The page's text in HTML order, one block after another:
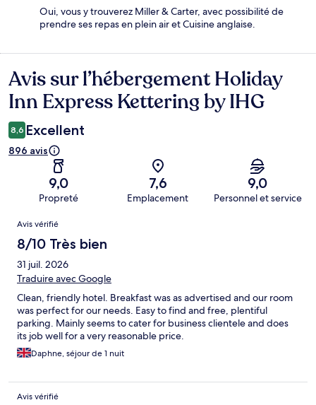
Oui, vous y trouverez Miller & Carter, avec possibilité de
prendre ses repas en plein air et Cuisine anglaise.
Avis
Avis sur l’hébergement Holiday
Inn Express Kettering by IHG
8,6 Excellent
896 avis
9,0
Propreté
7,6
Emplacement
9,0
Personnel et service
Avis
Avis vérifié
8/10 Très bien
31 juil. 2026
Traduire avec Google
Clean, friendly hotel. Breakfast was as advertised and our room
was perfect for our needs. Easy to find and free, plentiful
parking. Mainly seems to cater for business clientele and does
its job well for a very reasonable price.
Daphne, séjour de 1 nuit
Avis vérifié